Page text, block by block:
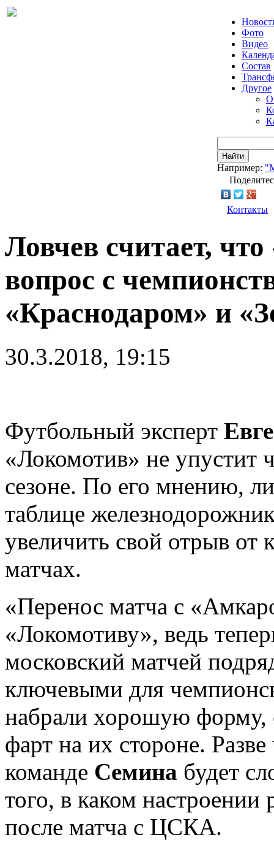
Фото
Видео
Состав
Другое
О
Найти
Например:
Контакты
Ловчев считает,
вопрос с
«Краснодаром» и
30.3.2018, 19:15
Футбольный эксперт
«Локомотив» не
сезоне. По его мнению,
таблице
увеличить свой отрыв от
матчах.
«Перенос матча с
«Локомотиву», ведь
московский матчей
ключевыми для
набрали хорошую форму,
фарт на их стороне.
команде Семина будет
того, в каком
после матча с ЦСКА.